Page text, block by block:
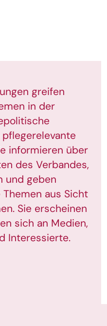
greifen
in der
informieren über
des Verbandes,
und geben
aus Sicht
Sie erscheinen
sich an Medien,
Interessierte.